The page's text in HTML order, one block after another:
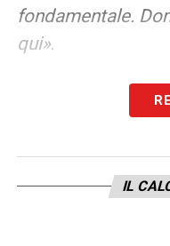
fondamentale.
qui».
INFORTUNIO
FOLORUNSHO –
con noi. Deiola
terapia, mentre
IL